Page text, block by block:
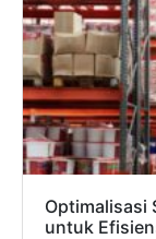
Optimalisasi
untuk